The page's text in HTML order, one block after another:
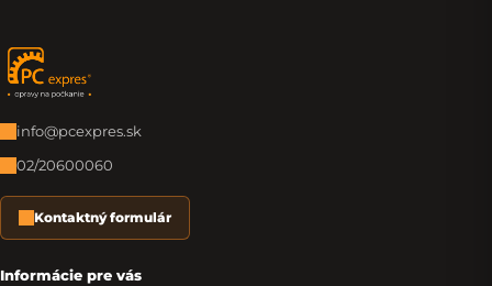
Zápätie
info@pcexpres.sk
02/20600060
Kontaktný formulár
Informácie pre vás